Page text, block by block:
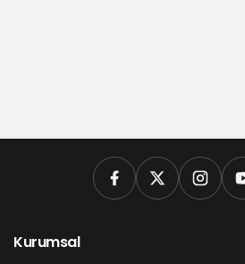
Kurumsal